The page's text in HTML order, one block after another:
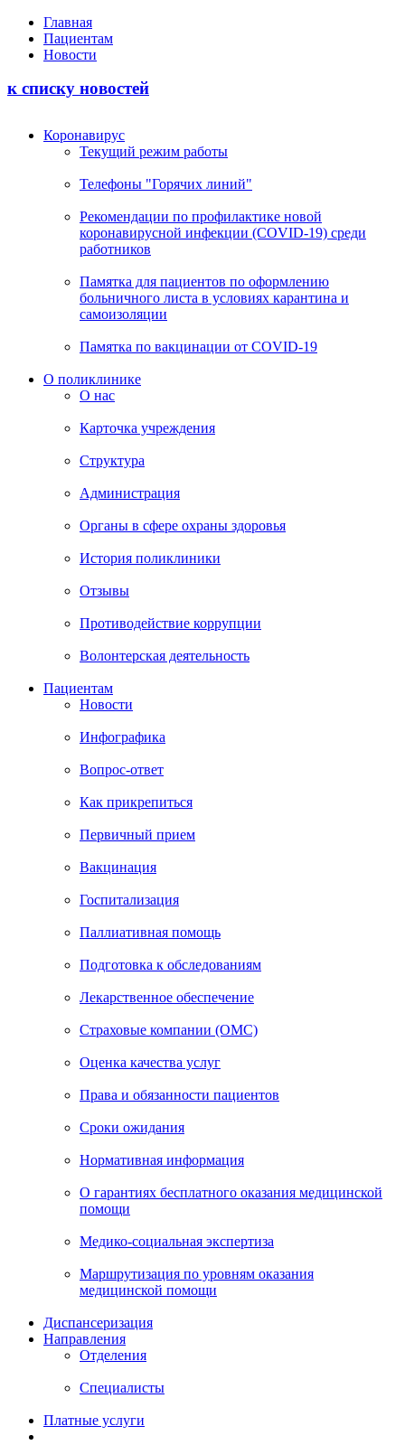
Главная
Пациентам
Новости
к списку новостей
Коронавирус
Текущий режим работы
Телефоны "Горячих линий"
Рекомендации по профилактике новой
коронавирусной инфекции (COVID-19) среди
работников
Памятка для пациентов по оформлению
больничного листа в условиях карантина и
самоизоляции
Памятка по вакцинации от COVID-19
О поликлинике
О нас
Карточка учреждения
Структура
Администрация
Органы в сфере охраны здоровья
История поликлиники
Отзывы
Противодействие коррупции
Волонтерская деятельность
Пациентам
Новости
Инфографика
Вопрос-ответ
Как прикрепиться
Первичный прием
Вакцинация
Госпитализация
Паллиативная помощь
Подготовка к обследованиям
Лекарственное обеспечение
Страховые компании (ОМС)
Оценка качества услуг
Права и обязанности пациентов
Сроки ожидания
Нормативная информация
О гарантиях бесплатного оказания медицинской
помощи
Медико-социальная экспертиза
Маршрутизация по уровням оказания
медицинской помощи
Диспансеризация
Направления
Отделения
Специалисты
Платные услуги